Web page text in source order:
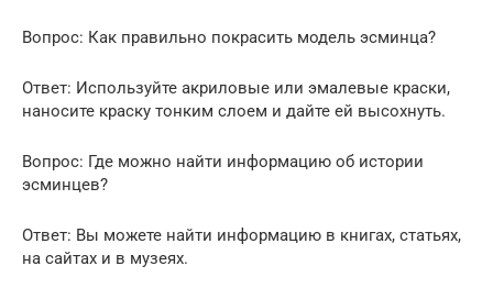
Вопрос: Как правильно покрасить модель эсминца?
Ответ: Используйте акриловые или эмалевые краски,
наносите краску тонким слоем и дайте ей высохнуть.
Вопрос: Где можно найти информацию об истории
эсминцев?
Ответ: Вы можете найти информацию в книгах, статьях,
на сайтах и в музеях.